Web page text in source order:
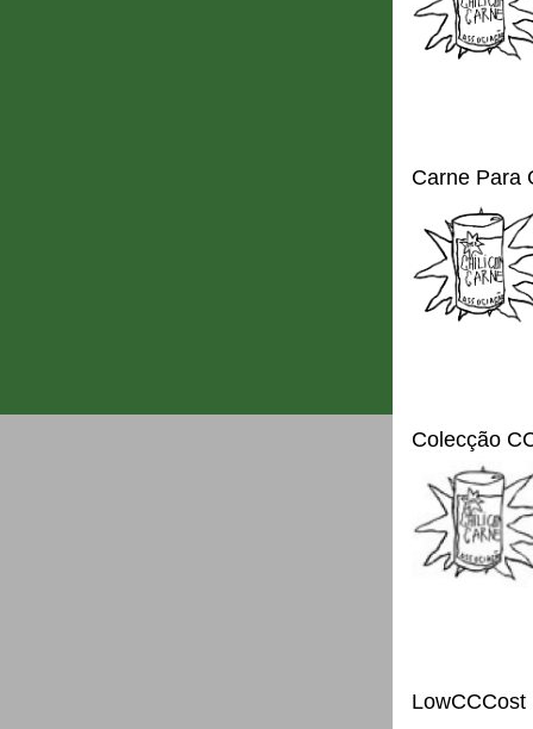
Carne Para
Colecção
LowCCCost